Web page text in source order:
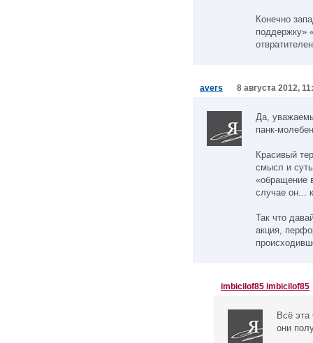
Конечно
поддержку»
avers 8 августа 2012,
Да,
панк-
Красивый
смысл и
«обращение
случае он...
Так что
акция,
imbicilof85 imbicilof85
Всё
они